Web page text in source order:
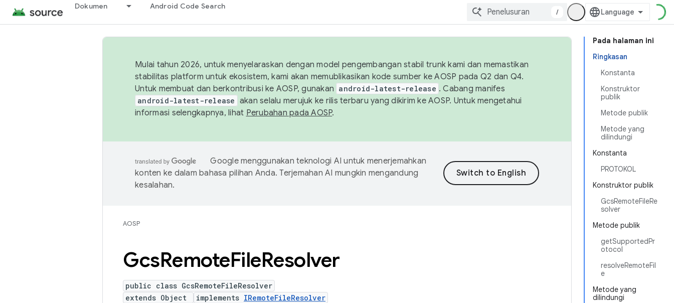
Dokumen Android Code Search
/
Pada halaman ini
Ringkasan
Konstanta
Konstruktor
publik
Metode publik
Metode yang
dilindungi
Konstanta
PROTOKOL
Konstruktor publik
GcsRemoteFileRe
solver
Metode publik
getSupportedPr
otocol
resolveRemoteFil
e
Metode yang
dilindungi
Mulai tahun 2026, untuk menyelaraskan dengan model pengembangan stabil trunk kami dan memastikan
stabilitas platform untuk ekosistem, kami akan memublikasikan kode sumber ke AOSP pada Q2 dan Q4.
Untuk membuat dan berkontribusi ke AOSP, gunakan android-latest-release . Cabang manifes
android-latest-release akan selalu merujuk ke rilis terbaru yang dikirim ke AOSP. Untuk mengetahui
informasi selengkapnya, lihat Perubahan pada AOSP.
Google menggunakan teknologi AI untuk menerjemahkan
konten ke dalam bahasa pilihan Anda. Terjemahan AI mungkin mengandung
kesalahan.
AOSP
GcsRemoteFileResolver
public class GcsRemoteFileResolver
extends Object
implements IRemoteFileResolver